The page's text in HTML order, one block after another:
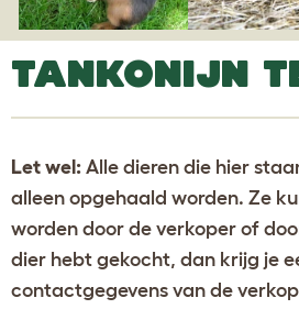
TANKONIJN
Let wel: Alle dieren die hier
alleen opgehaald worden. Ze
worden door de verkoper of
dier hebt gekocht, dan krijg je
contactgegevens van de